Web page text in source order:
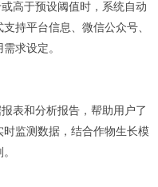
高于预设阈值时，系统自动
持平台信息、微信公众号、
求设定。
表和分析报告，帮助用户了
监测数据，结合作物生长模